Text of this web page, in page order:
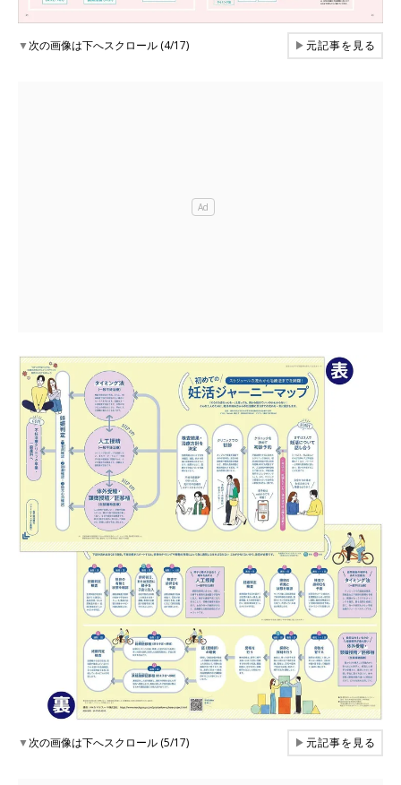
▼次の画像は下へスクロール (4/17) ▶元記事を見る
▼次の画像は下へスクロール (5/17) ▶元記事を見る